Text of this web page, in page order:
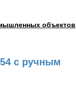
объектов
с ручным